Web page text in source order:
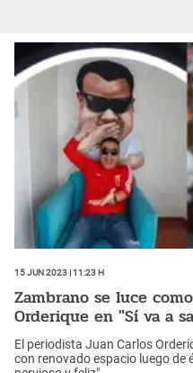
15 Jun 2023 | 11:23 h
Zambrano se luce
Orderique en "Sí va a
El periodista Juan Carlos
con renovado espacio luego de